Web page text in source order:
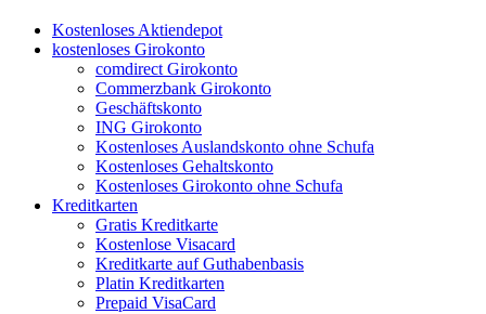
Kostenloses Aktiendepot
kostenloses Girokonto
comdirect Girokonto
Commerzbank Girokonto
Geschäftskonto
ING Girokonto
Kostenloses Auslandskonto ohne Schufa
Kostenloses Gehaltskonto
Kostenloses Girokonto ohne Schufa
Kreditkarten
Gratis Kreditkarte
Kostenlose Visacard
Kreditkarte auf Guthabenbasis
Platin Kreditkarten
Prepaid VisaCard